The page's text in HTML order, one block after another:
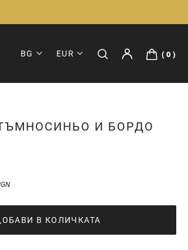
BG EUR 0
И БОРДО
В КОЛИЧКАТА